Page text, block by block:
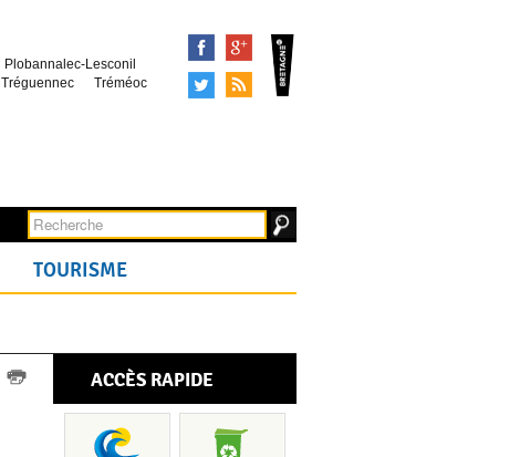
Plobannalec-Lesconil
Tréguennec Tréméoc
FacebookGoogle+
TweeterSyndication
TOURISME
ACCÈS RAPIDE